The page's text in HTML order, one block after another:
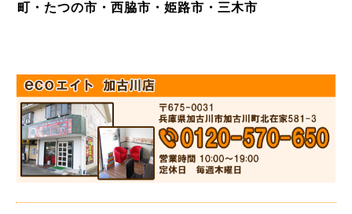
町・たつの市・西脇市・姫路市・三木市